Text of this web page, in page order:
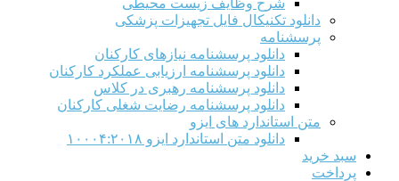
دانلود تکنیکال فایل تجهیزات پزشکی
پرسشنامه
دانلود پرسشنامه نیازهای کارکنان
دانلود پرسشنامه ارزیابی عملکرد کارکنان
دانلود پرسشنامه رهبری در کلاس
دانلود پرسشنامه رضایت شغلی کارکنان
متن استاندارد های ایزو
دانلود متن استاندارد ایزو ۱۰۰۰۴:۲۰۱۸
سبد خرید
پرداخت